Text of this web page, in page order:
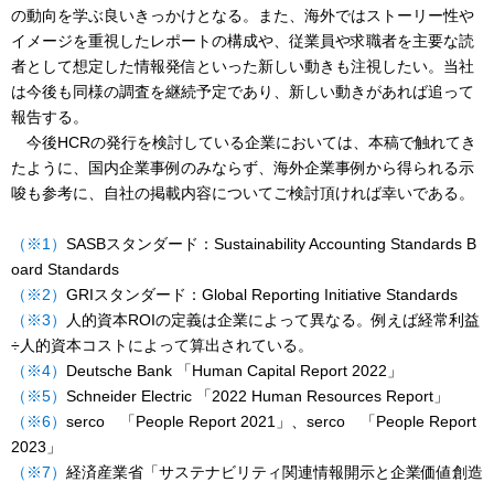
の動向を学ぶ良いきっかけとなる。また、海外ではストーリー性や
イメージを重視したレポートの構成や、従業員や求職者を主要な読
者として想定した情報発信といった新しい動きも注視したい。当社
は今後も同様の調査を継続予定であり、新しい動きがあれば追って
報告する。
今後HCRの発行を検討している企業においては、本稿で触れてき
たように、国内企業事例のみならず、海外企業事例から得られる示
唆も参考に、自社の掲載内容についてご検討頂ければ幸いである。
（※1） SASBスタンダード：Sustainability Accounting Standards B
oard Standards
（※2） GRIスタンダード：Global Reporting Initiative Standards
（※3）
人的資本ROIの定義は企業によって異なる。例えば経常利益
÷人的資本コストによって算出されている。
（※4） Deutsche Bank 「Human Capital Report 2022」
（※5） Schneider Electric 「2022 Human Resources Report」
（※6） serco 「People Report 2021」、serco 「People Report
2023」
（※7） 経済産業省「サステナビリティ関連情報開示と企業価値創造